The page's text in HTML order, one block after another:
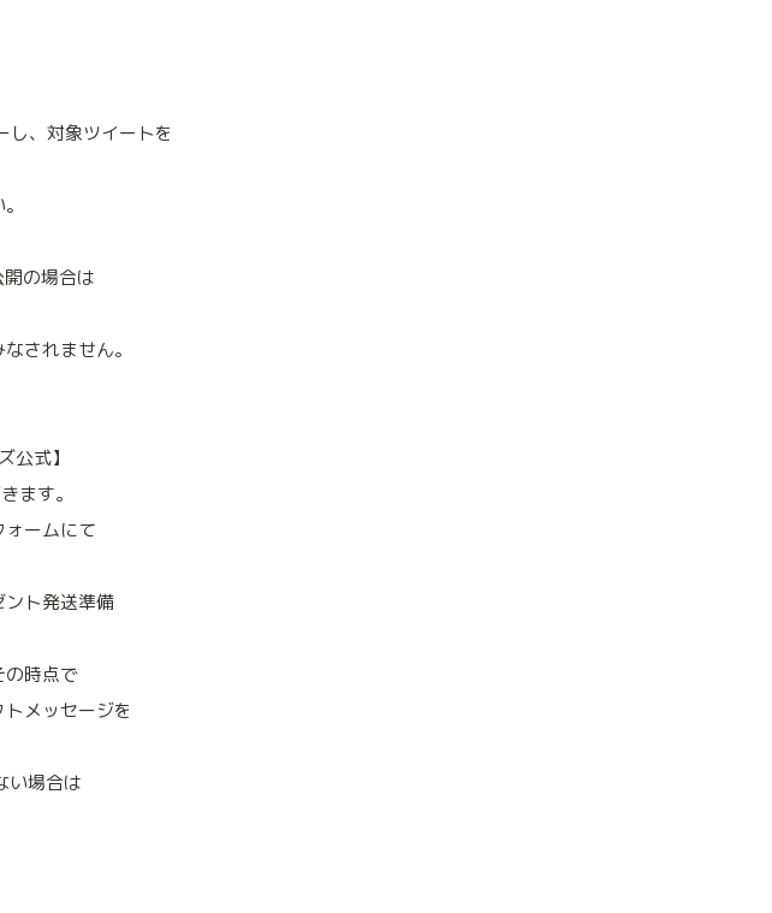
、対象ツイートを
の場合は
されません。
公式】
ます。
ームにて
ト発送準備
の時点で
メッセージを
い場合は